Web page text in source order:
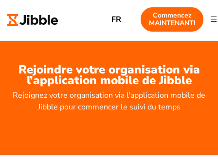
FR
Commencez
MAINTENANT!
Rejoindre votre organisation via
l’application mobile de Jibble
Rejoignez votre organisation via l'application mobile de
Jibble pour commencer le suivi du temps